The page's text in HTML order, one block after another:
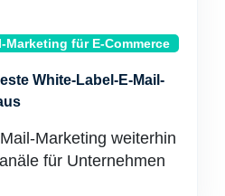
Marketing für E-Commerce
White-Label-E-Mail-
Marketing weiterhin
für Unternehmen